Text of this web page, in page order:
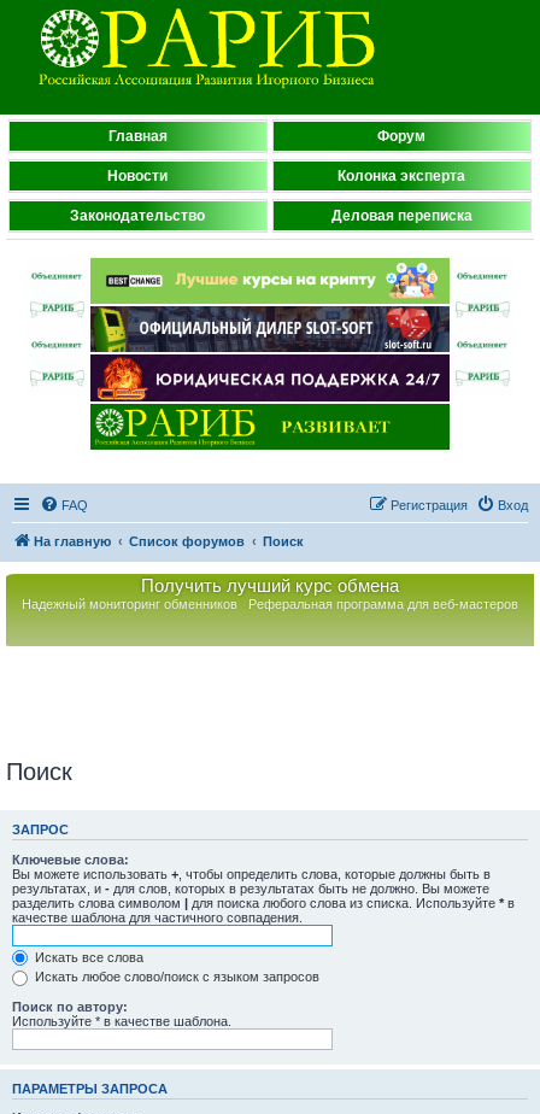
Главная Форум
Новости Колонка эксперта
Законодательство Деловая переписка
FAQ Вход
Регистрация
На главную Список форумов Поиск
Получить лучший курс обмена
Надежный мониторинг обменников Реферальная программа для веб-мастеров
Поиск
ЗАПРОС
Ключевые слова:
Вы можете использовать + , чтобы определить слова, которые должны быть в
результатах, и - для слов, которых в результатах быть не должно. Вы можете
разделить слова символом | для поиска любого слова из списка. Используйте * в
качестве шаблона для частичного совпадения.
Искать все слова
Искать любое слово/поиск с языком запросов
Поиск по автору:
Используйте * в качестве шаблона.
ПАРАМЕТРЫ ЗАПРОСА